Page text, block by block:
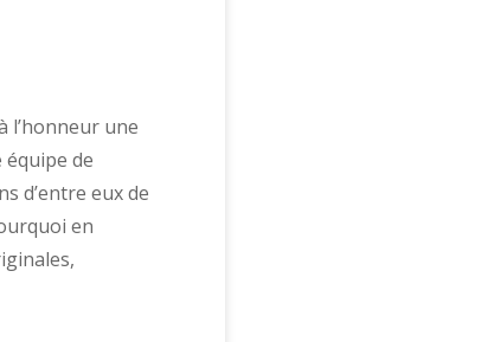
l’honneur une
de
d’entre eux de
en